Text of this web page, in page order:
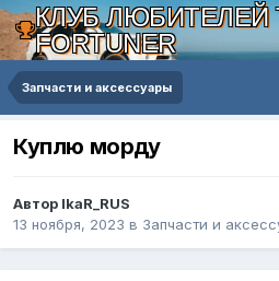
КЛУБ ЛЮБИТЕЛЕЙ
FORTUNER
Запчасти и аксессуары
Куплю морду
Автор IkaR_RUS
13 ноября, 2023 в Запчасти и